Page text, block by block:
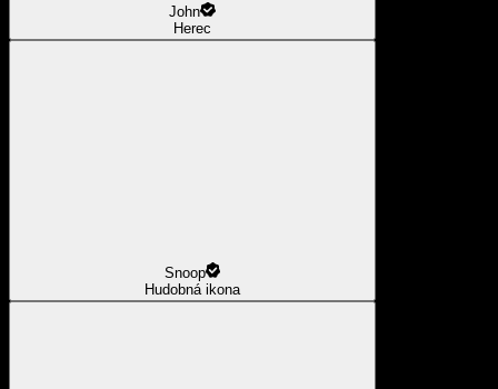
John
Herec
Snoop
Hudobná ikona